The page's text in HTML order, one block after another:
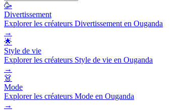
🥳
Divertissement
Explorer les créateurs Divertissement en Ouganda
→
🌟
Style de vie
Explorer les créateurs Style de vie en Ouganda
→
👗
Mode
Explorer les créateurs Mode en Ouganda
→